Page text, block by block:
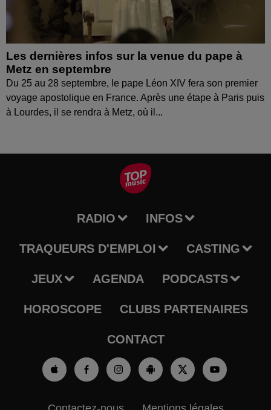
Les dernières infos sur la venue du pape à
Metz en septembre
Du 25 au 28 septembre, le pape Léon XIV fera son premier
voyage apostolique en France. Après une étape à Paris puis
à Lourdes, il se rendra à Metz, où il...
RADIO INFOS
TRAQUEURS D'EMPLOI CASTING
JEUX AGENDA PODCASTS
HOROSCOPE CLUBS PARTENAIRES
CONTACT